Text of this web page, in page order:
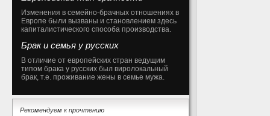
Изменения в семейно-брачных отношениях в
Европе были вызваны и становлением здесь
капиталистического способа производства.
Брак и семья у русских
В отличие от европейских стран ведущим
типом брака у русских был виролокальный
брак, т.е. проживание жены в семье мужа.
Рекомендуем к прочтению